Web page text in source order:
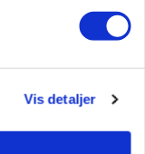
Vis detaljer